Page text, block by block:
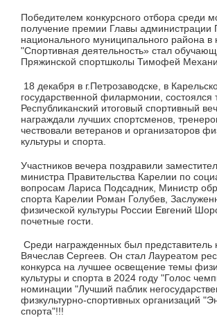
Победителем конкурсного отбора среди
получение премии Главы администрации
национального муниципального района в
"Спортивная деятельность» стал
Пряжинской спортшколы Тимофей
18 декабря в г.Петрозаводске, в
государственной филармонии, состоялся
Республиканский итоговый спортивный
награждали лучших спортсменов,
чествовали ветеранов и организаторов
культуры и спорта.
Участников вечера поздравили
министра Правительства Карелии по
вопросам Лариса Подсадник, Министр
спорта Карелии Роман Голубев,
физической культуры России Евгений
почетные гости.
Среди награжденных был представитель
Вячеслав Сергеев. Он стал Лауреатом
конкурса на лучшее освещение темы
культуры и спорта в 2024 году "Голос
номинации "Лучший паблик
физкультурно-спортивных организаций
спорта"!!!